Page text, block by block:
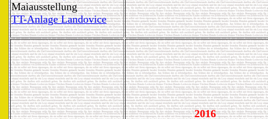
Maiausstellung
TT-Anlage Landovice
2016